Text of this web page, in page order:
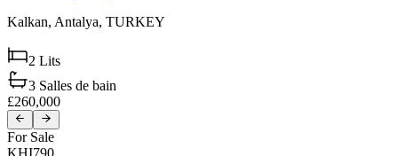
Kalkan, Antalya, TURKEY
2 Lits
3 Salles de bain
£260,000
For Sale
KHI790